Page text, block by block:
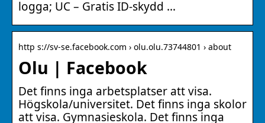
logga; UC – Gratis ID-skydd …
http s://sv-se.facebook.com › olu.olu.73744801 › about
Olu | Facebook
Det finns inga arbetsplatser att visa.
Högskola/universitet. Det finns inga skolor
att visa. Gymnasieskola. Det finns inga